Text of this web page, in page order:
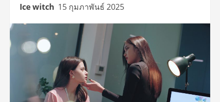
Ice witch 15 กุมภาพันธ์ 2025